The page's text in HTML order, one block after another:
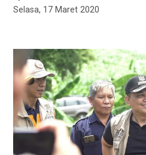
Selasa, 17 Maret 2020